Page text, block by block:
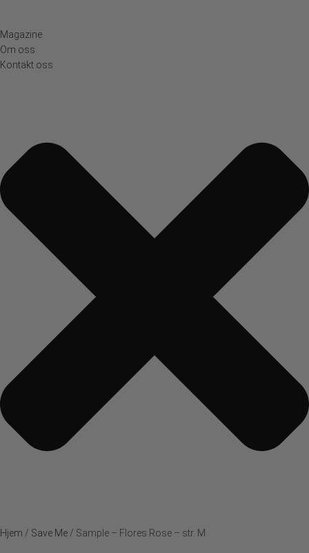
Magazine
Om oss
Kontakt oss
Hjem / Save Me/ Sample – Flores Rose – str. M